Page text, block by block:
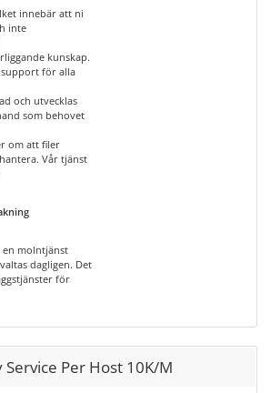
innebär att ni
inte
kunskap.
för alla
och utvecklas
som behovet
om att filer
Vår tjänst
en molntjänst
dagligen. Det
för
Service Per Host 10K/M